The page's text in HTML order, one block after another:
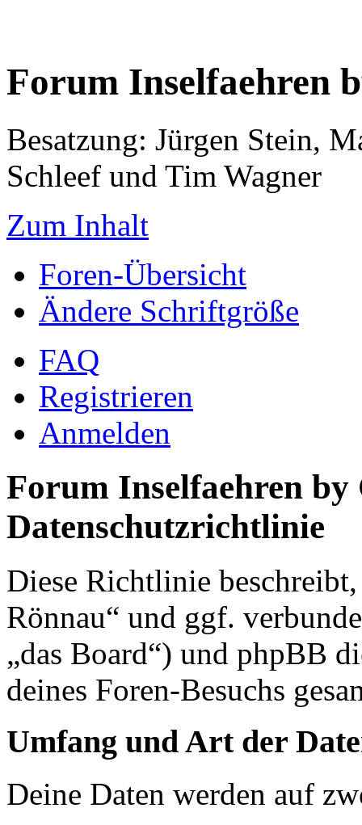
Forum Inselfaehren
Besatzung: Jürgen Stein,
Schleef und Tim Wagner
Zum Inhalt
Foren-Übersicht
Ändere Schriftgröße
FAQ
Registrieren
Anmelden
Forum Inselfaehren by
Datenschutzrichtlinie
Diese Richtlinie
Rönnau“ und ggf.
„das Board“) und phpBB
deines Foren-Besuchs
Umfang und Art der
Deine Daten werden auf